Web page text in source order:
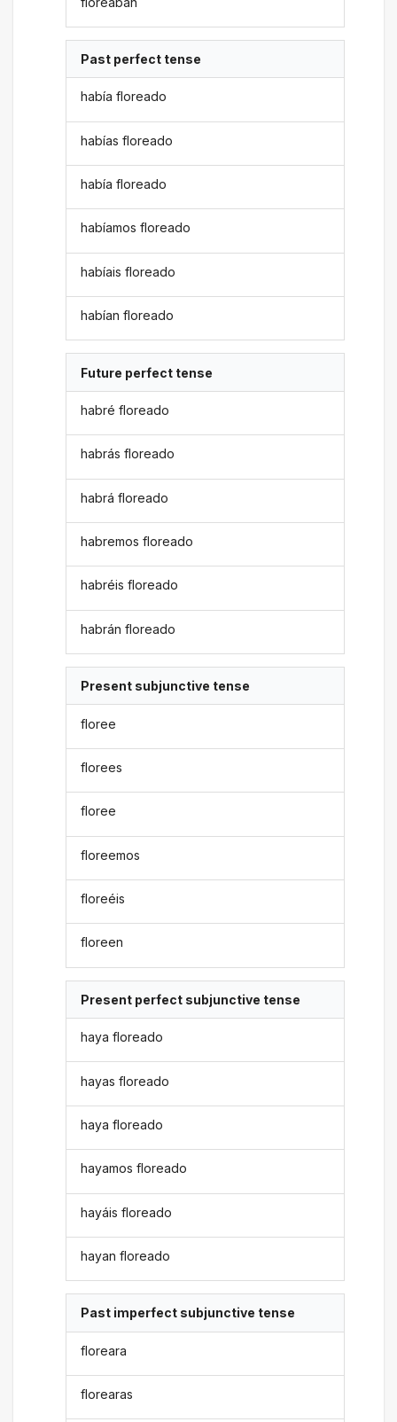
Past perfect tense
había floreado
habías floreado
había floreado
habíamos floreado
habíais floreado
habían floreado
Future perfect tense
habré floreado
habrás floreado
habrá floreado
habremos floreado
habréis floreado
habrán floreado
Present subjunctive tense
floree
florees
floree
floreemos
floreéis
floreen
Present perfect subjunctive tense
haya floreado
hayas floreado
haya floreado
hayamos floreado
hayáis floreado
hayan floreado
Past imperfect subjunctive tense
floreara
florearas